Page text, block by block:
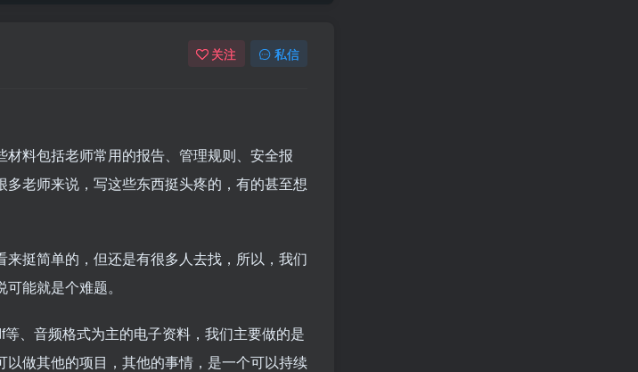
关注 私信
料包括老师常用的报告、管理规则、安全报
老师来说，写这些东西挺头疼的，有的甚至想
挺简单的，但还是有很多人去找，所以，我们
能就是个难题。
、音频格式为主的电子资料，我们主要做的是
做其他的项目，其他的事情，是一个可以持续